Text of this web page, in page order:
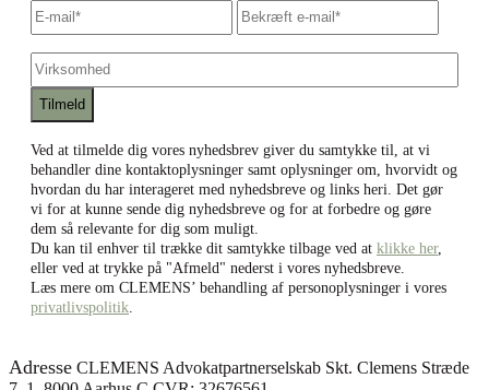
E-
Skriv
mail
mail
Virksomhed
Ved at tilmelde dig vores nyhedsbrev giver du samtykke til, at vi
behandler dine kontaktoplysninger samt oplysninger om, hvorvidt og
hvordan du har interageret med nyhedsbreve og links heri. Det gør
vi for at kunne sende dig nyhedsbreve og for at forbedre og gøre
dem så relevante for dig som muligt.
Du kan til enhver til trække dit samtykke tilbage ved at klikke her,
eller ved at trykke på "Afmeld" nederst i vores nyhedsbreve.
Læs mere om CLEMENS’ behandling af personoplysninger i vores
privatlivspolitik.
Adresse CLEMENS Advokatpartnerselskab Skt. Clemens Stræde